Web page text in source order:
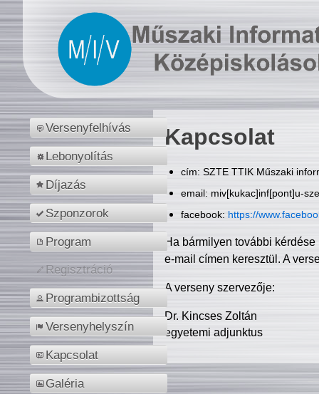
Versenyfelhívás
Lebonyolítás
Díjazás
Szponzorok
Program
Regisztráció
Programbizottság
Versenyhelyszín
Kapcsolat
Galéria
Kapcsolat
cím: SZTE TTIK Műszaki
email: miv[kukac]inf[pont]u-
facebook: https://
Ha bármilyen további
e-mail címen keresztül. A
A verseny szervezője:
Dr. Kincses Zoltán
egyetemi adjunktus